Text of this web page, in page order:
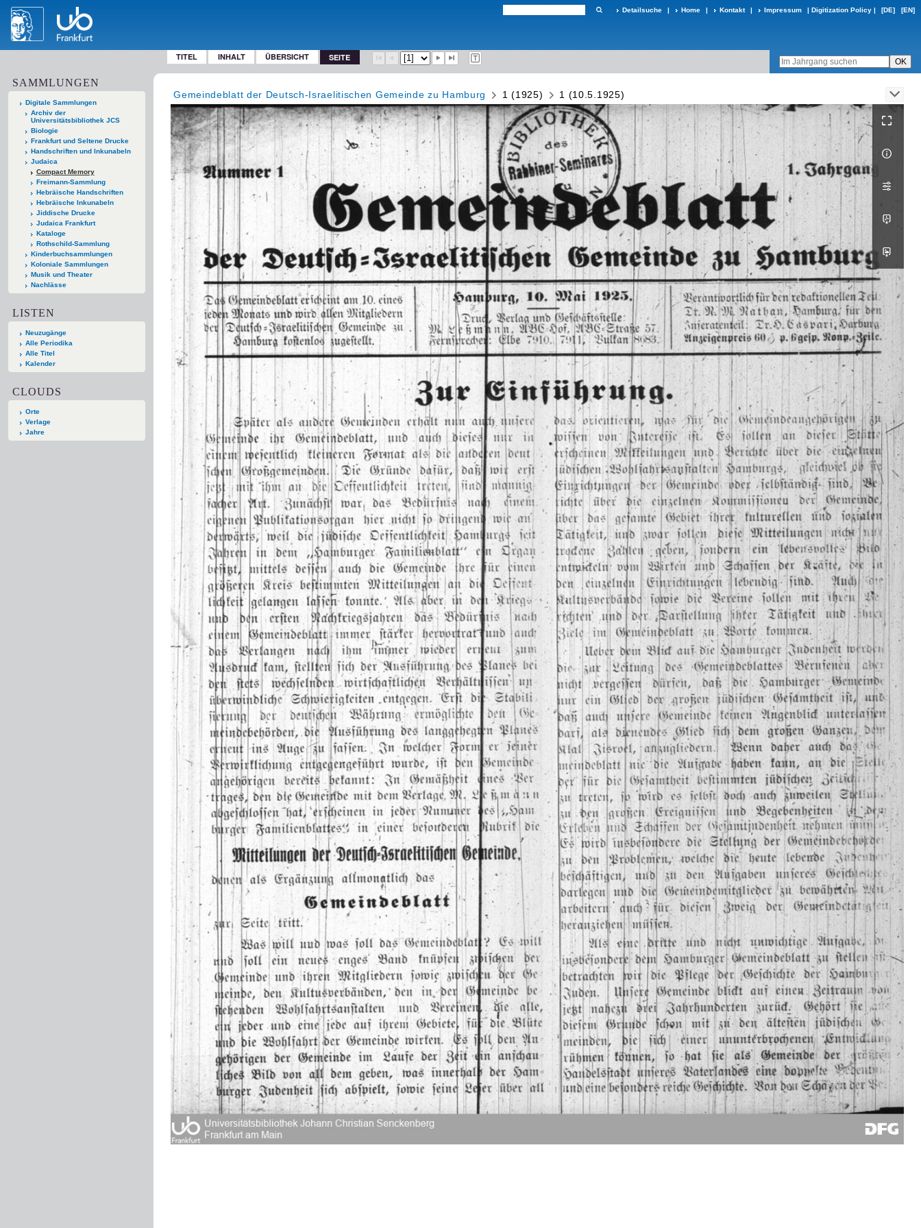
Detailsuche | Home | Kontakt | Impressum | Digitization Policy | [DE] [EN]
TITEL INHALT ÜBERSICHT SEITE
SAMMLUNGEN
Digitale Sammlungen
Archiv der
Universitätsbibliothek JCS
Biologie
Frankfurt und Seltene Drucke
Handschriften und Inkunabeln
Judaica
Compact Memory
Freimann-Sammlung
Hebräische Handschriften
Hebräische Inkunabeln
Jiddische Drucke
Judaica Frankfurt
Kataloge
Rothschild-Sammlung
Kinderbuchsammlungen
Koloniale Sammlungen
Musik und Theater
Nachlässe
LISTEN
Neuzugänge
Alle Periodika
Alle Titel
Kalender
CLOUDS
Orte
Verlage
Jahre
Gemeindeblatt der Deutsch-Israelitischen Gemeinde zu Hamburg 1 (1925) 1 (10.5.1925)